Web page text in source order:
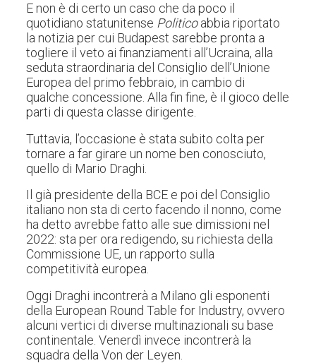
E non è di certo un caso che da poco il
quotidiano statunitense Politicoabbia riportato
la notizia per cui Budapest sarebbe pronta a
togliere il veto ai finanziamenti all’Ucraina, alla
seduta straordinaria del Consiglio dell’Unione
Europea del primo febbraio, in cambio di
qualche concessione. Alla fin fine, è il gioco delle
parti di questa classe dirigente.
Tuttavia, l’occasione è stata subito colta per
tornare a far girare un nome ben conosciuto,
quello di Mario Draghi.
Il già presidente della BCE e poi del Consiglio
italiano non sta di certo facendo il nonno, come
ha detto avrebbe fatto alle sue dimissioni nel
2022: sta per ora redigendo, su richiesta della
Commissione UE, un rapporto sulla
competitività europea.
Oggi Draghi incontrerà a Milano gli esponenti
della European Round Table for Industry, ovvero
alcuni vertici di diverse multinazionali su base
continentale.Venerdì invece incontrerà la
squadra della Von der Leyen